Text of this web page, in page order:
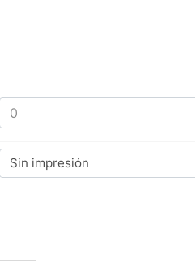
Sin impresión